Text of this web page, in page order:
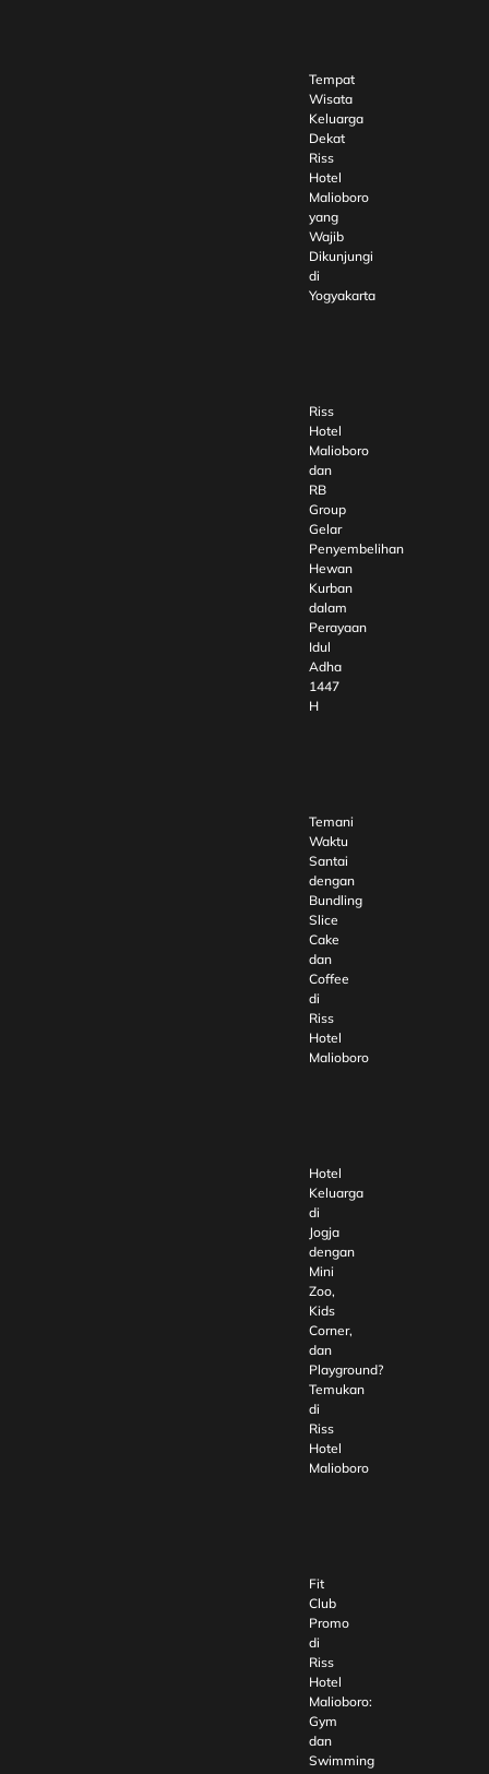
Tempat
Wisata
Keluarga
Dekat
Riss
Hotel
Malioboro
yang
Wajib
Dikunjungi
di
Yogyakarta
Riss
Hotel
Malioboro
dan
RB
Group
Gelar
Penyembelihan
Hewan
Kurban
dalam
Perayaan
Idul
Adha
1447
H
Temani
Waktu
Santai
dengan
Bundling
Slice
Cake
dan
Coffee
di
Riss
Hotel
Malioboro
Hotel
Keluarga
di
Jogja
dengan
Mini
Zoo,
Kids
Corner,
dan
Playground?
Temukan
di
Riss
Hotel
Malioboro
Fit
Club
Promo
di
Riss
Hotel
Malioboro:
Gym
dan
Swimming